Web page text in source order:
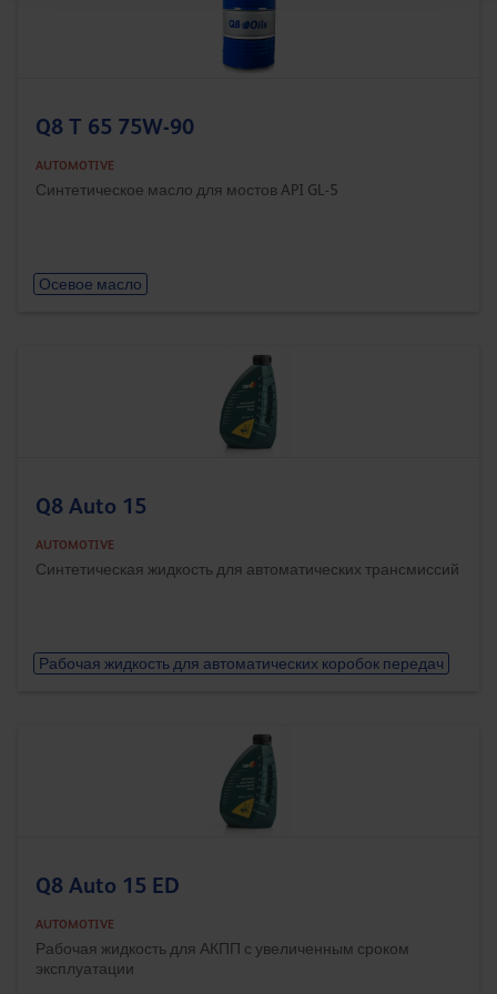
Q8 T 65 75W-90
AUTOMOTIVE
Синтетическое масло для мостов API GL-5
Осевое масло
Q8 Auto 15
AUTOMOTIVE
Синтетическая жидкость для автоматических трансмиссий
Рабочая жидкость для автоматических коробок передач
Q8 Auto 15 ED
AUTOMOTIVE
Рабочая жидкость для АКПП с увеличенным сроком
эксплуатации